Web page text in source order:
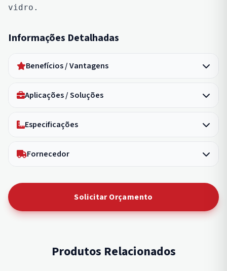
vidro.
Informações Detalhadas
Benefícios / Vantagens
Aplicações / Soluções
Especificações
Fornecedor
Solicitar Orçamento
Produtos Relacionados